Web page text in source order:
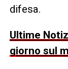
difesa.
Ultime
giorno sul